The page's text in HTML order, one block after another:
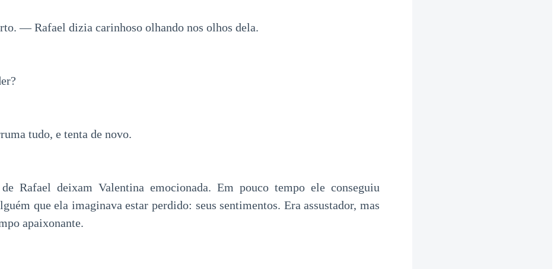
— Rafael dizia carinhoso olhando nos olhos dela.
tudo, e tenta de novo.
Rafael deixam Valentina emocionada. Em pouco tempo ele conseguiu
que ela imaginava estar perdido: seus sentimentos. Era assustador, mas
apaixonante.